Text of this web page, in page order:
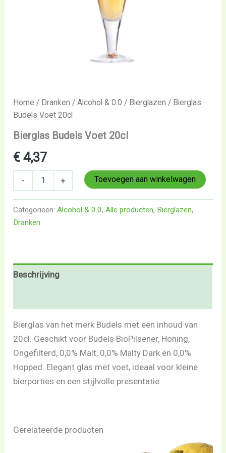
Home / Dranken /Alcohol & 0.0 / Bierglazen / Bierglas
Budels Voet 20cl
Bierglas Budels Voet 20cl
€ 4,37
- + Toevoegen aan winkelwagen
Categorieën:Alcohol & 0.0,Alle producten, Bierglazen,
Dranken
Beschrijving
Bierglas van het merk Budels met een inhoud van
20cl. Geschikt voor Budels BioPilsener, Honing,
Ongefilterd, 0,0% Malt, 0,0% Malty Dark en 0,0%
Hopped. Elegant glas met voet, ideaal voor kleine
bierporties en een stijlvolle presentatie.
Gerelateerde producten